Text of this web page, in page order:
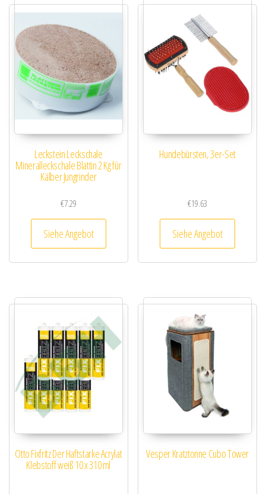
Leckstein Leckschale
Mineralleckschale Blattin 2 Kg für
Kälber Jungrinder
€7.29
Siehe Angebot
Hundebürsten, 3er-Set
€19.63
Siehe Angebot
Otto Fixfritz Der Haftstarke Acrylat
Klebstoff weiß 10 x 310 ml
Vesper Kratztonne Cubo Tower